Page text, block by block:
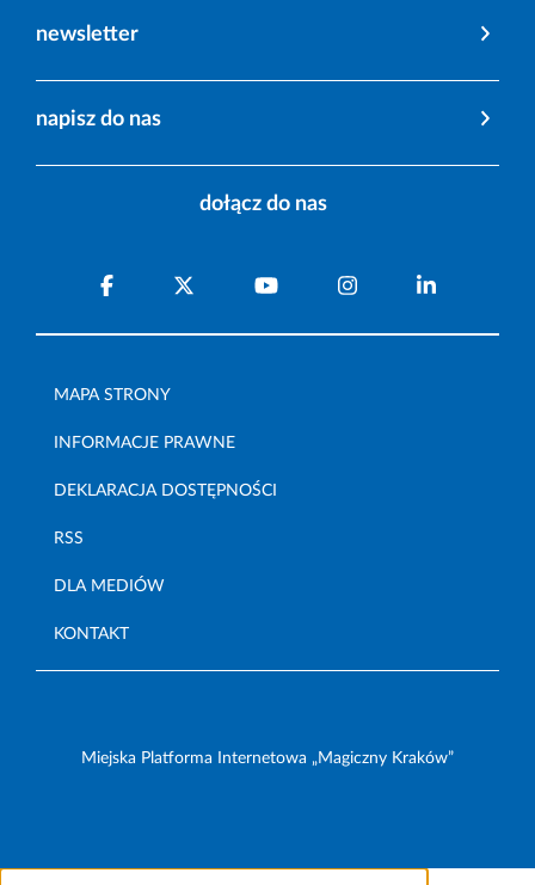
newsletter
napisz do nas
dołącz do nas
MAPA STRONY
INFORMACJE PRAWNE
DEKLARACJA DOSTĘPNOŚCI
RSS
DLA MEDIÓW
KONTAKT
Miejska Platforma Internetowa „Magiczny Kraków”